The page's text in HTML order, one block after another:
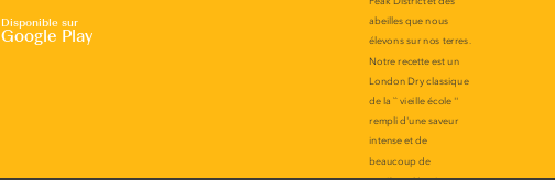
Disponible sur
Google Play